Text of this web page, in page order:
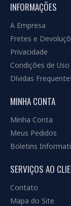
INFORMAÇÕES
A Empresa
Fretes e
Privacidade
Condições de Uso
Dívidas
MINHA CONTA
Minha Conta
Meus Pedidos
Boletins
SERVIÇOS AO
Contato
Mapa do Site